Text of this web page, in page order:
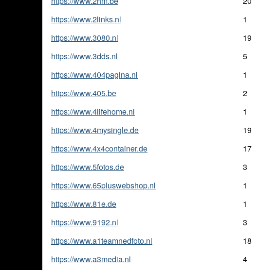
https://www.2links.nl 1
https://www.3080.nl 19
https://www.3dds.nl 5
https://www.404pagina.nl 1
https://www.405.be 2
https://www.4lifehome.nl 1
https://www.4mysingle.de 19
https://www.4x4container.de 17
https://www.5fotos.de 3
https://www.65pluswebshop.nl 1
https://www.81e.de 1
https://www.9192.nl 3
https://www.a1teamnedfoto.nl 18
https://www.a3media.nl 4